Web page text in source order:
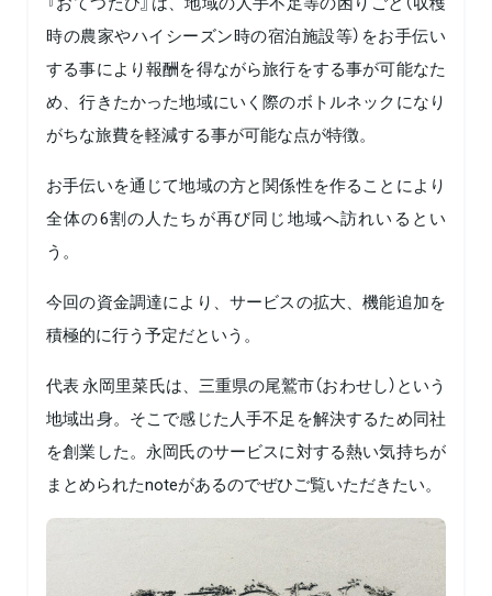
時の農家やハイシーズン時の宿泊施設等）をお手伝い
する事により報酬を得ながら旅行をする事が可能なた
め、行きたかった地域にいく際のボトルネックになり
がちな旅費を軽減する事が可能な点が特徴。
お手伝いを通じて地域の方と関係性を作ることにより
全体の6割の人たちが再び同じ地域へ訪れいるとい
う。
今回の資金調達により、サービスの拡大、機能追加を
積極的に行う予定だという。
代表 永岡里菜氏は、三重県の尾鷲市（おわせし）という
地域出身。そこで感じた人手不足を解決するため同社
を創業した。永岡氏のサービスに対する熱い気持ちが
まとめられたnoteがあるのでぜひご覧いただきたい。